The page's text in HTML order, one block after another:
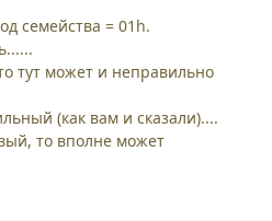
семейства = 01h.
тут может и неправильно
(как вам и сказали)....
то вполне может